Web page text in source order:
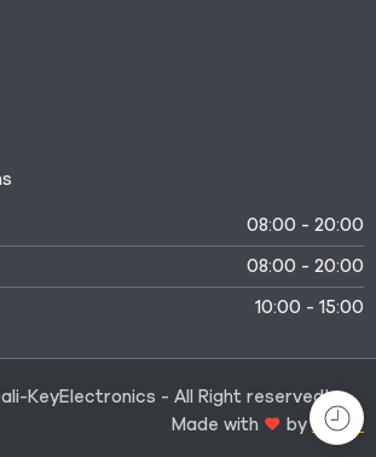
08:00 - 20:00
08:00 - 20:00
10:00 - 15:00
KeyElectronics - All Right reserved!
Made with
byMedtr